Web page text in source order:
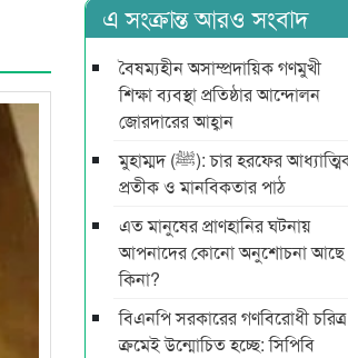
এ সংক্রান্ত আরও সংবাদ
বৈষম্যহীন অসাম্প্রদায়িক গণমুখী
শিক্ষা ব্যবস্থা প্রতিষ্ঠার আন্দোলন
জোরদারের আহ্বান
মুহাম্মদ (ﷺ): চার হরফের আধ্যাত্মিক
প্রতীক ও মানবিকতার পাঠ
এত মানুষের প্রাণহানির ঘটনায়
আপনাদের কোনো অনুশোচনা আছে
কিনা?
বিএনপি সরকারের গণবিরোধী চরিত্র
ক্রমেই উন্মোচিত হচ্ছে: সিপিবি